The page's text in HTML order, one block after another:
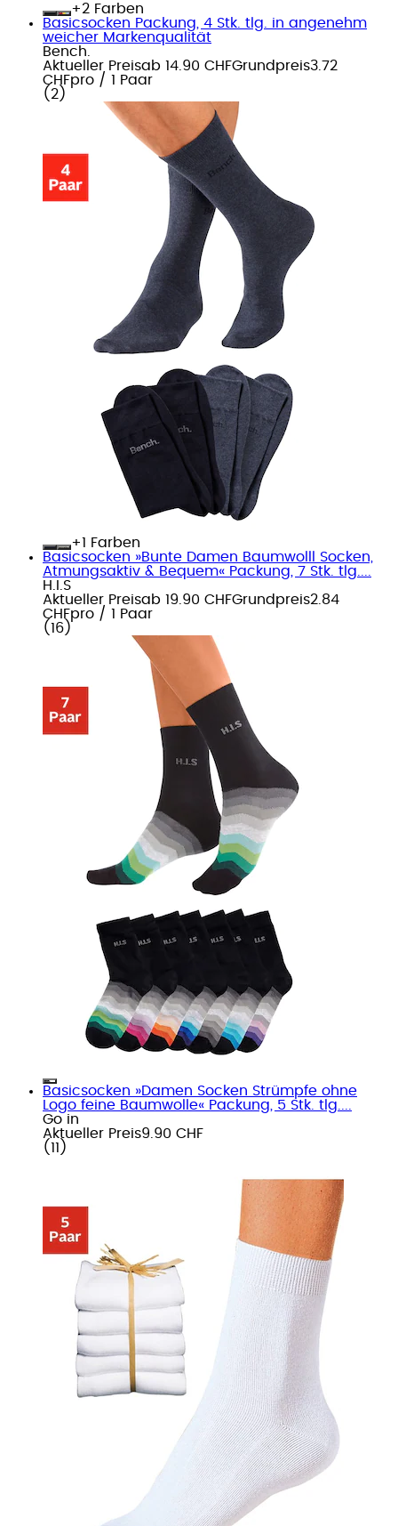
+
Farben
Basicsocken Packung, 4 Stk. tlg. in angenehm
weicher Markenqualität
Bench.
Aktueller Preisab 14.90 CHFGrundpreis3.72
CHFpro / 1 Paar
( 2 )
+
Farben
Basicsocken »Bunte Damen Baumwolll Socken,
Atmungsaktiv & Bequem« Packung, 7 Stk. tlg....
H.I.S
Aktueller Preisab 19.90 CHFGrundpreis2.84
CHFpro / 1 Paar
( 16 )
Basicsocken »Damen Socken Strümpfe ohne
Logo feine Baumwolle« Packung, 5 Stk. tlg....
Go in
Aktueller Preis9.90 CHF
( 11 )